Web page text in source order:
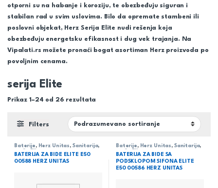
otporni su na habanje i koroziju, te obezbeđuju siguran i
stabilan rad u svim uslovima. Bilo da opremate stambeni ili
poslovni objekat, Herz Serija Elite nudi rešenja koja
obezbeđuju energetsku efikasnost i dug vek trajanja. Na
Vipalati.rs možete pronaći bogat asortiman Herz proizvoda po
povoljnim cenama.
serija Elite
Prikaz 1–24 od 26 rezultata
Filters
Baterije , Herz Unitas , Sanitarija,
serija Elite
BATERIJA ZA BIDE ELITE E50
00588 HERZ UNITAS
Baterije , Herz Unitas , Sanitarija,
serija Elite
BATERIJA ZA BIDE SA
PODSKLOPOM SIFONA ELITE
E50 00586 HERZ UNITAS